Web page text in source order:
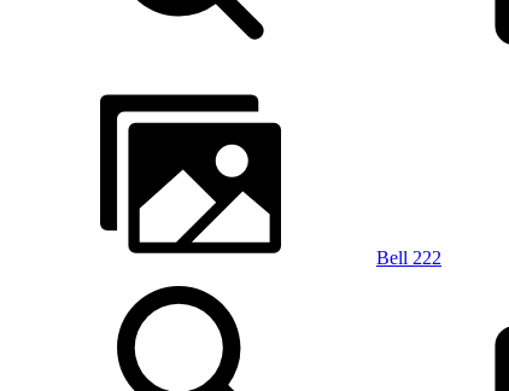
Bell 222